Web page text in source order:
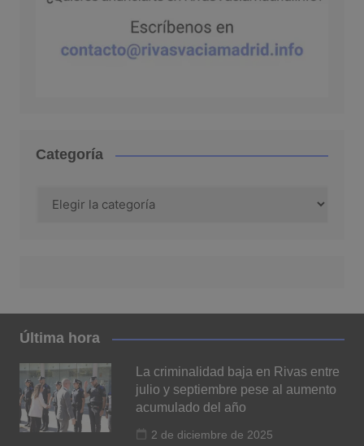
Categoría
Última hora
La criminalidad baja en Rivas entre
julio y septiembre pese al aumento
acumulado del año
2 de diciembre de 2025